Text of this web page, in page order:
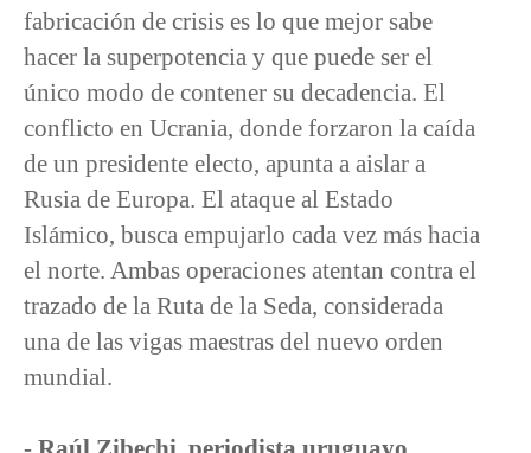
fabricación de crisis es lo que mejor sabe
hacer la superpotencia y que puede ser el
único modo de contener su decadencia. El
conflicto en Ucrania, donde forzaron la caída
de un presidente electo, apunta a aislar a
Rusia de Europa. El ataque al Estado
Islámico, busca empujarlo cada vez más hacia
el norte. Ambas operaciones atentan contra el
trazado de la Ruta de la Seda, considerada
una de las vigas maestras del nuevo orden
mundial.
- Raúl Zibechi, periodista uruguayo,